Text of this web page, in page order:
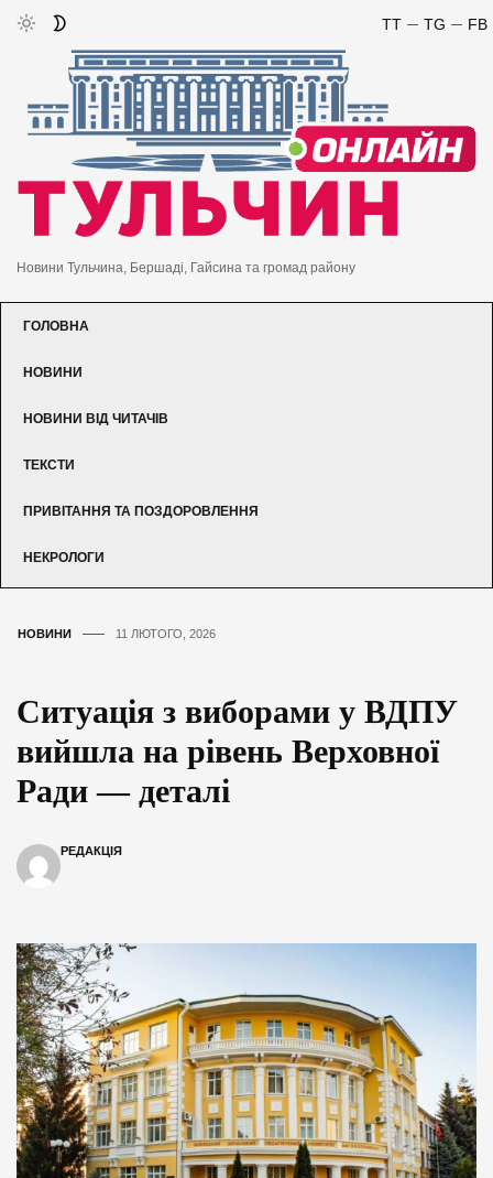
FB
TG
TT
Новини Тульчина, Бершаді, Гайсина та громад району
ГОЛОВНА
НОВИНИ
НОВИНИ ВІД ЧИТАЧІВ
ТЕКСТИ
ПРИВІТАННЯ ТА ПОЗДОРОВЛЕННЯ
НЕКРОЛОГИ
НОВИНИ 11 ЛЮТОГО, 2026
Ситуація з виборами у ВДПУ
вийшла на рівень Верховної
Ради — деталі
РЕДАКЦІЯ